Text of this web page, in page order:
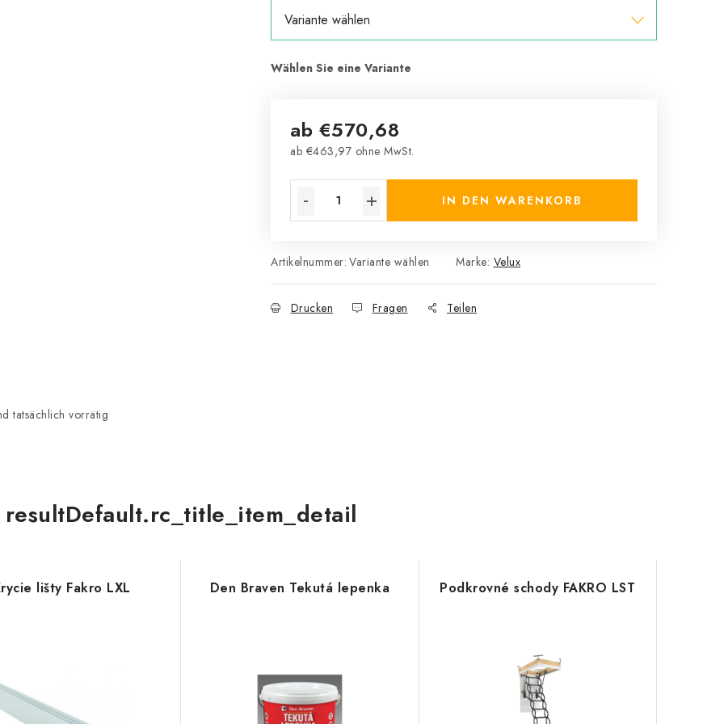
ab €570,68
ab €463,97 ohne MwSt.
IN DEN WARENKORB
Artikelnummer: Variante wählen Marke: Velux
Drucken Fragen Teilen
tatsächlich vorrätig
resultDefault.rc_title_item_detail
lišty Fakro LXL Den Braven Tekutá lepenka Podkrovné schody FAKRO LST